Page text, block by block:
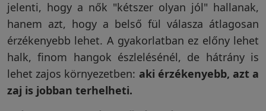
jelenti, hogy a nők "kétszer olyan jól" hallanak,
hanem azt, hogy a belső fül válasza átlagosan
érzékenyebb lehet. A gyakorlatban ez előny lehet
halk, finom hangok észlelésénél, de hátrány is
lehet zajos környezetben: aki érzékenyebb, azt a
zaj is jobban terhelheti.